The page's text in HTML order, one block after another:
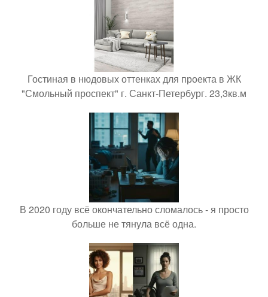
Гостиная в нюдовых оттенках для проекта в ЖК
"Смольный проспект" г. Санкт-Петербург. 23,3кв.м
В 2020 году всё окончательно сломалось - я просто
больше не тянула всё одна.